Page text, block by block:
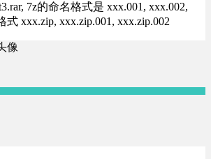
7z的命名格式是 xxx.001, xxx.002,
式 xxx.zip, xxx.zip.001, xxx.zip.002